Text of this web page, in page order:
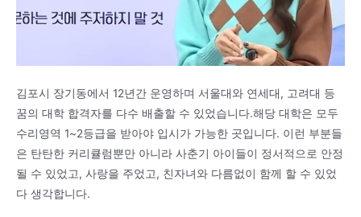
김포시 장기동에서 12년간 운영하며 서울대와 연세대, 고려대 등
꿈의 대학 합격자를 다수 배출할 수 있었습니다.해당 대학은 모두
수리영역 1~2등급을 받아야 입시가 가능한 곳입니다. 이런 부분들
은 탄탄한 커리큘럼뿐만 아니라 사춘기 아이들이 정서적으로 안정
될 수 있었고, 사랑을 주었고, 친자녀와 다름없이 함께 할 수 있었
다 생각합니다.